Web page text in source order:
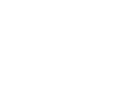
Steinhagen
steinhagen.de